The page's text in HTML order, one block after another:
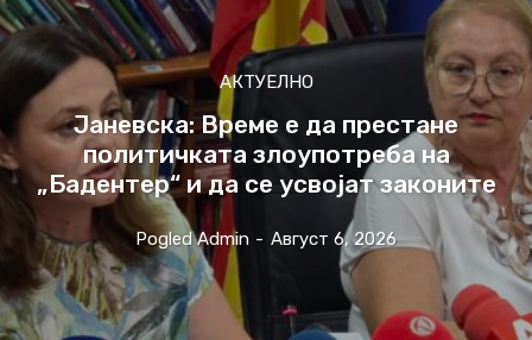
АКТУЕЛНО
Јаневска: Време е да престане
политичката злоупотреба на
„Бадентер“ и да се усвојат законите
Pogled Admin - Август 6, 2026